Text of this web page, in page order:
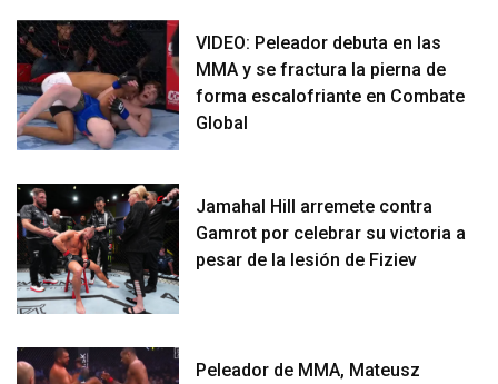
VIDEO: Peleador debuta en las
MMA y se fractura la pierna de
forma escalofriante en Combate
Global
Jamahal Hill arremete contra
Gamrot por celebrar su victoria a
pesar de la lesión de Fiziev
Peleador de MMA, Mateusz